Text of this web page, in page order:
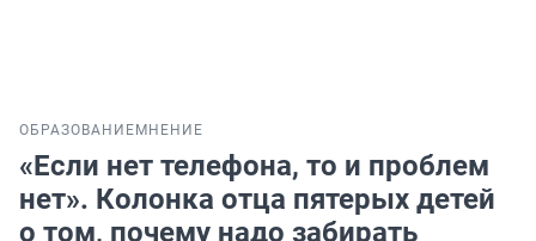
ОБРАЗОВАНИЕ МНЕНИЕ
«Если нет телефона, то и проблем
нет». Колонка отца пятерых детей
о том, почему надо забирать